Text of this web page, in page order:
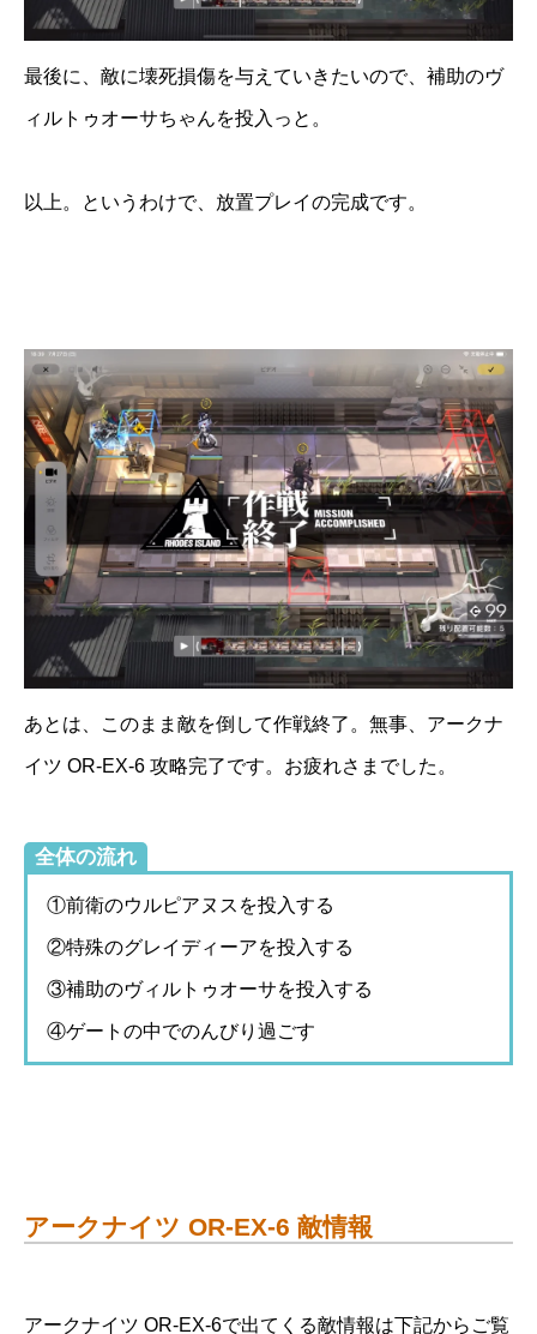
最後に、敵に壊死損傷を与えていきたいので、補助のヴ
ィルトゥオーサちゃんを投入っと。
以上。というわけで、放置プレイの完成です。
あとは、このまま敵を倒して作戦終了。無事、アークナ
イツ OR-EX-6 攻略完了です。お疲れさまでした。
全体の流れ
①前衛のウルピアヌスを投入する
②特殊のグレイディーアを投入する
③補助のヴィルトゥオーサを投入する
④ゲートの中でのんびり過ごす
アークナイツ OR-EX-6 敵情報
アークナイツ OR-EX-6で出てくる敵情報は下記からご覧